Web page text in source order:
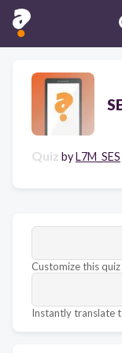
Quiz byL7M_SES
Customize this
Instantly translate